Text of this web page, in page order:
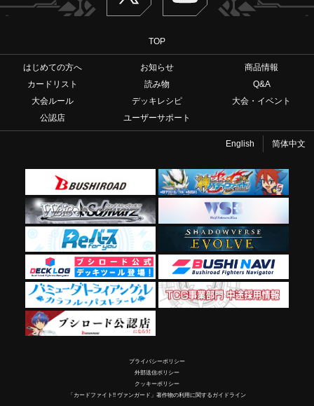
TOP
はじめての方へ お知らせ
商品情報
カードリスト
読み物
Q&A
大会ルール
デッキレシピ
大会・イベント
公認店
ユーザーサポート
English 简体中文
プライバシーポリシー
外部送信ポリシー
クッキーポリシー
「カードファイト!! ヴァンガード」著作物の利用に関するガイドライン